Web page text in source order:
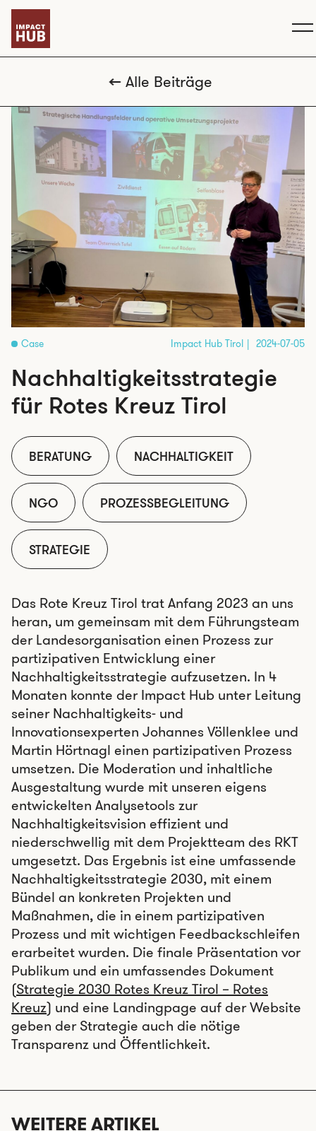
Alle Beiträge
Case Impact Hub Tirol 2024-07-05
Nachhaltigkeitsstrategie
für Rotes Kreuz Tirol
BERATUNG NACHHALTIGKEIT
NGO PROZESSBEGLEITUNG
STRATEGIE
Das Rote Kreuz Tirol trat Anfang 2023 an uns
heran, um gemeinsam mit dem Führungsteam
der Landesorganisation einen Prozess zur
partizipativen Entwicklung einer
Nachhaltigkeitsstrategie aufzusetzen. In 4
Monaten konnte der Impact Hub unter Leitung
seiner Nachhaltigkeits- und
Innovationsexperten Johannes Völlenklee und
Martin Hörtnagl einen partizipativen Prozess
umsetzen. Die Moderation und inhaltliche
Ausgestaltung wurde mit unseren eigens
entwickelten Analysetools zur
Nachhaltigkeitsvision effizient und
niederschwellig mit dem Projektteam des RKT
umgesetzt. Das Ergebnis ist eine umfassende
Nachhaltigkeitsstrategie 2030, mit einem
Bündel an konkreten Projekten und
Maßnahmen, die in einem partizipativen
Prozess und mit wichtigen Feedbackschleifen
erarbeitet wurden. Die finale Präsentation vor
Publikum und ein umfassendes Dokument
(Strategie 2030 Rotes Kreuz Tirol – Rotes
Kreuz) und eine Landingpage auf der Website
geben der Strategie auch die nötige
Transparenz und Öffentlichkeit.
WEITERE ARTIKEL